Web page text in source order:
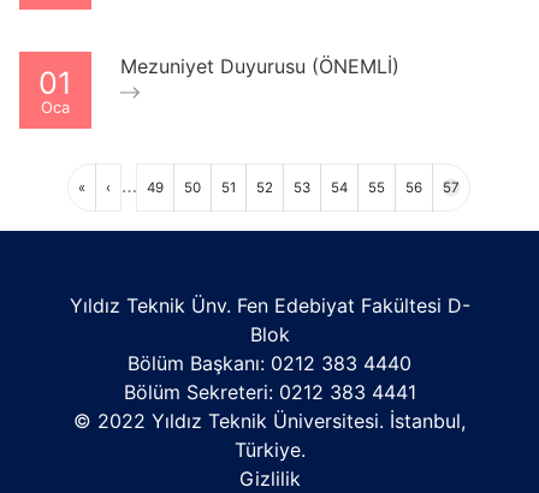
01
Oca
Mezuniyet Duyurusu (ÖNEMLİ)
Sayfalama
İlk
sayfa
«
Önceki
‹ … Sayfa
49 Sayfa
50 Sayfa
51 Sayfa
52 Sayfa
53 Sayfa
54 Sayfa
55 Sayfa
56 Sayfa
57
Yıldız Teknik Ünv. Fen Edebiyat Fakültesi D-
Blok
Bölüm Başkanı: 0212 383 4440
Bölüm Sekreteri: 0212 383 4441
© 2022 Yıldız Teknik Üniversitesi. İstanbul,
Türkiye.
Gizlilik